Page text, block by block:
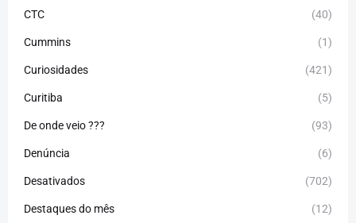
CTC (40)
Cummins (1)
Curiosidades (421)
Curitiba (5)
De onde veio ??? (93)
Denúncia (6)
Desativados (702)
Destaques do mês (12)